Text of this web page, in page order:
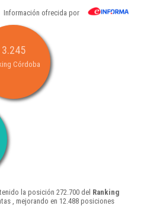
Información ofrecida por
3.245
Córdoba
la posición 272.700 del Ranking
, mejorando en 12.488 posiciones